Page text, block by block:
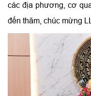
các địa phương, cơ
đến thăm, chúc mừng